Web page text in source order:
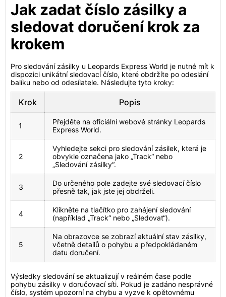
Jak zadat číslo zásilky a
sledovat doručení krok za
krokem
Pro sledování zásilky u Leopards Express World je nutné mít k
dispozici unikátní sledovací číslo, které obdržíte po odeslání
balíku nebo od odesílatele. Následujte tyto kroky:
Krok Popis
1
Přejděte na oficiální webové stránky Leopards
Express World.
2
Vyhledejte sekci pro sledování zásilek, která je
obvykle označena jako „Track“ nebo
„Sledování zásilky“.
3
Do určeného pole zadejte své sledovací číslo
přesně tak, jak jste jej obdrželi.
4
Klikněte na tlačítko pro zahájení sledování
(například „Track“ nebo „Sledovat“).
5
Na obrazovce se zobrazí aktuální stav zásilky,
včetně detailů o pohybu a předpokládaném
datu doručení.
Výsledky sledování se aktualizují v reálném čase podle
pohybu zásilky v doručovací síti. Pokud je zadáno nesprávné
číslo, systém upozorní na chybu a vyzve k opětovnému